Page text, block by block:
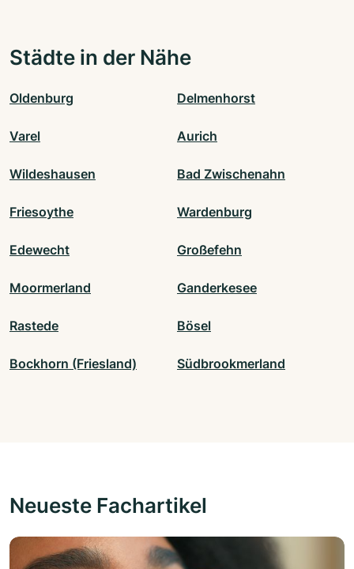
Städte in der Nähe
Oldenburg Delmenhorst
Varel Aurich
Wildeshausen Bad Zwischenahn
Friesoythe Wardenburg
Edewecht Großefehn
Moormerland Ganderkesee
Rastede Bösel
Bockhorn (Friesland) Südbrookmerland
Neueste Fachartikel